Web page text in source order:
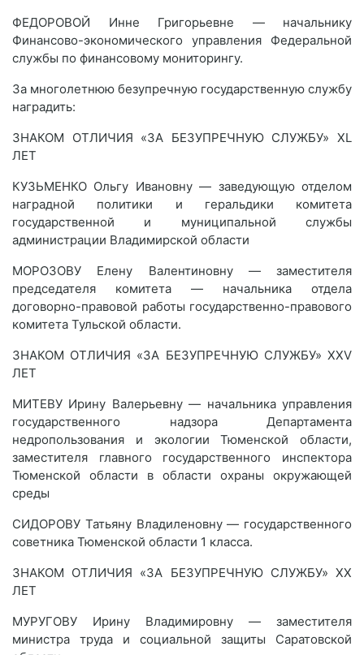
ФЕДОРОВОЙ Инне Григорьевне — начальнику
Финансово-экономического управления Федеральной
службы по финансовому мониторингу.
За многолетнюю безупречную государственную службу
наградить:
ЗНАКОМ ОТЛИЧИЯ «ЗА БЕЗУПРЕЧНУЮ СЛУЖБУ» XL
ЛЕТ
КУЗЬМЕНКО Ольгу Ивановну — заведующую отделом
наградной политики и геральдики комитета
государственной и муниципальной службы
администрации Владимирской области
МОРОЗОВУ Елену Валентиновну — заместителя
председателя комитета — начальника отдела
договорно-правовой работы государственно-правового
комитета Тульской области.
ЗНАКОМ ОТЛИЧИЯ «ЗА БЕЗУПРЕЧНУЮ СЛУЖБУ» XXV
ЛЕТ
МИТЕВУ Ирину Валерьевну — начальника управления
государственного надзора Департамента
недропользования и экологии Тюменской области,
заместителя главного государственного инспектора
Тюменской области в области охраны окружающей
среды
СИДОРОВУ Татьяну Владиленовну — государственного
советника Тюменской области 1 класса.
ЗНАКОМ ОТЛИЧИЯ «ЗА БЕЗУПРЕЧНУЮ СЛУЖБУ» XX
ЛЕТ
МУРУГОВУ Ирину Владимировну — заместителя
министра труда и социальной защиты Саратовской